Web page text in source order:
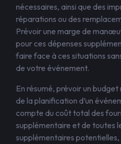
nécessaires, ainsi que des
réparations ou des
Prévoir une marge de
pour ces dépenses
faire face à ces situations
de votre événement.
En résumé, prévoir un
de la planification d’un
compte du coût total des
supplémentaire et de toutes
supplémentaires